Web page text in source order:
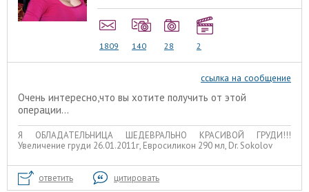
1809 140 28 2
ссылка на сообщение
Очень интересно,что вы хотите получить от этой
операции...
Я ОБЛАДАТЕЛЬНИЦА ШЕДЕВРАЛЬНО КРАСИВОЙ ГРУДИ!!!
Увеличение груди 26.01.2011г, Евросиликон 290 мл, Dr. Sokolov
ответить цитировать